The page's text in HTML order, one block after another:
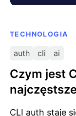
TECHNOLOGIA
auth cli ai
Czym jest
CLI auth staje